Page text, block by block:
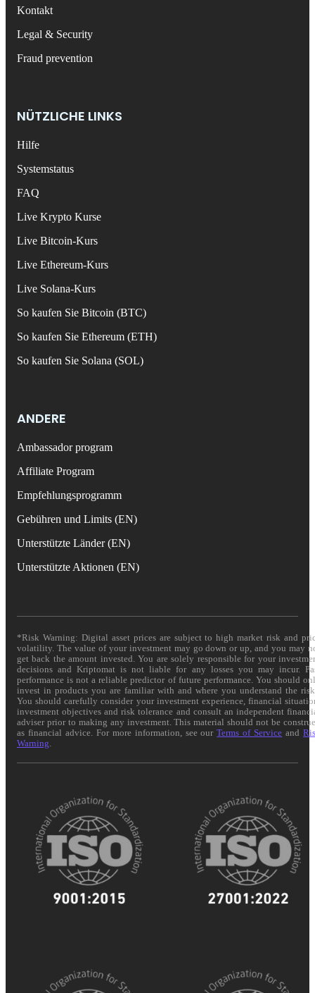
Kontakt
Legal & Security
Fraud prevention
NÜTZLICHE LINKS
Hilfe
Systemstatus
FAQ
Live Krypto Kurse
Live Bitcoin-Kurs
Live Ethereum-Kurs
Live Solana-Kurs
So kaufen Sie Bitcoin (BTC)
So kaufen Sie Ethereum (ETH)
So kaufen Sie Solana (SOL)
ANDERE
Ambassador program
Affiliate Program
Empfehlungsprogramm
Gebühren und Limits (EN)
Unterstützte Länder (EN)
Unterstützte Aktionen (EN)
*Risk Warning: Digital asset prices are subject to high market risk and
volatility. The value of your investment may go down or up, and you may
get back the amount invested. You are solely responsible for your
decisions and Kriptomat is not liable for any losses you may incur.
performance is not a reliable predictor of future performance. You should
invest in products you are familiar with and where you understand the
You should carefully consider your investment experience, financial
investment objectives and risk tolerance and consult an independent
adviser prior to making any investment. This material should not be
as financial advice. For more information, see ourTerms of Service and
Warning